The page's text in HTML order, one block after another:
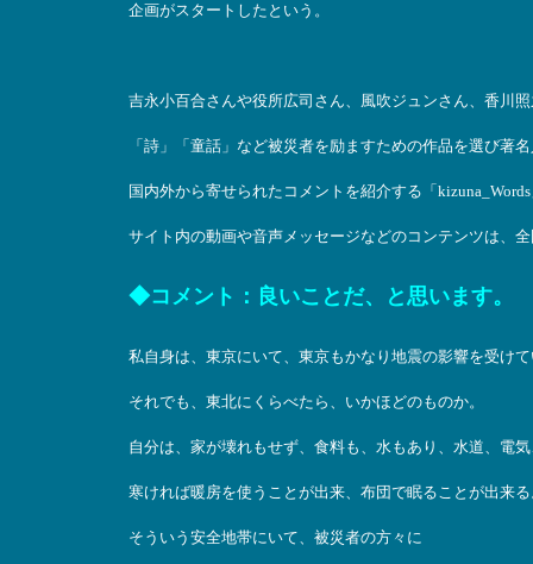
企画がスタートしたという。
吉永小百合さんや役所広司さん、風吹ジュンさん、香川
「詩」「童話」など被災者を励ますための作品を選び著
国内外から寄せられたコメントを紹介する「
サイト内の動画や音声メッセージなどのコンテンツは、
◆コメント：良いことだ、と思います。
私自身は、東京にいて、東京もかなり地震の影響を受け
それでも、東北にくらべたら、いかほどのものか。
自分は、家が壊れもせず、食料も、水もあり、水道、電
寒ければ暖房を使うことが出来、布団で眠ることが出来る
そういう安全地帯にいて、被災者の方々に